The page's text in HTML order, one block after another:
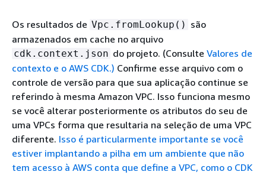
Os resultados de Vpc.fromLookup() são
armazenados em cache no arquivo
cdk.context.json do projeto. (Consulte Valores de
contexto e o AWS CDK.) Confirme esse arquivo com o
controle de versão para que sua aplicação continue se
referindo à mesma Amazon VPC. Isso funciona mesmo
se você alterar posteriormente os atributos do seu de
uma VPCs forma que resultaria na seleção de uma VPC
diferente. Isso é particularmente importante se você
estiver implantando a pilha em um ambiente que não
tem acesso à AWS conta que define a VPC, como o CDK